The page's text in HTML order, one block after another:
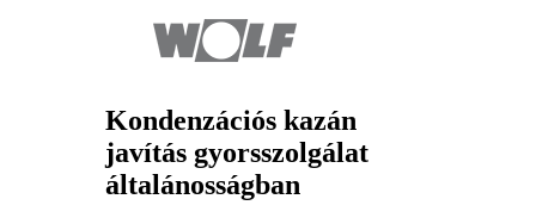
Kondenzációs kazán
javítás gyorsszolgálat
általánosságban